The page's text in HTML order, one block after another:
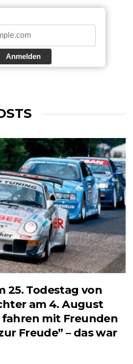
Anmelden
25. Todestag von
am 4. August
fahren mit Freunden
Freude” – das war